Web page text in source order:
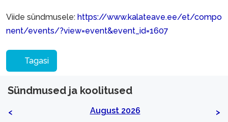
Viide sündmusele: https://www.kalateave.ee/et/compo
nent/events/?view=event&event_id=1607
Tagasi
Sündmused ja koolitused
< August 2026 >